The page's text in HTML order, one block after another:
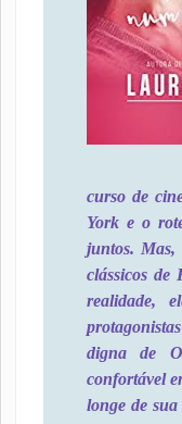
curso de
York e o
juntos.
clássicos de
realidade,
digna de
confortável
longe de